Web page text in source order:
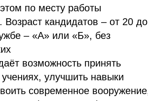
по месту работы
Возраст кандидатов – от 20 до
– «А» или «Б», без
возможность принять
улучшить навыки
современное